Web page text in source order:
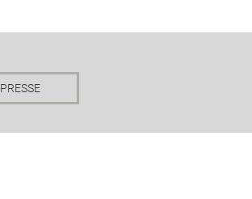
PRESSE